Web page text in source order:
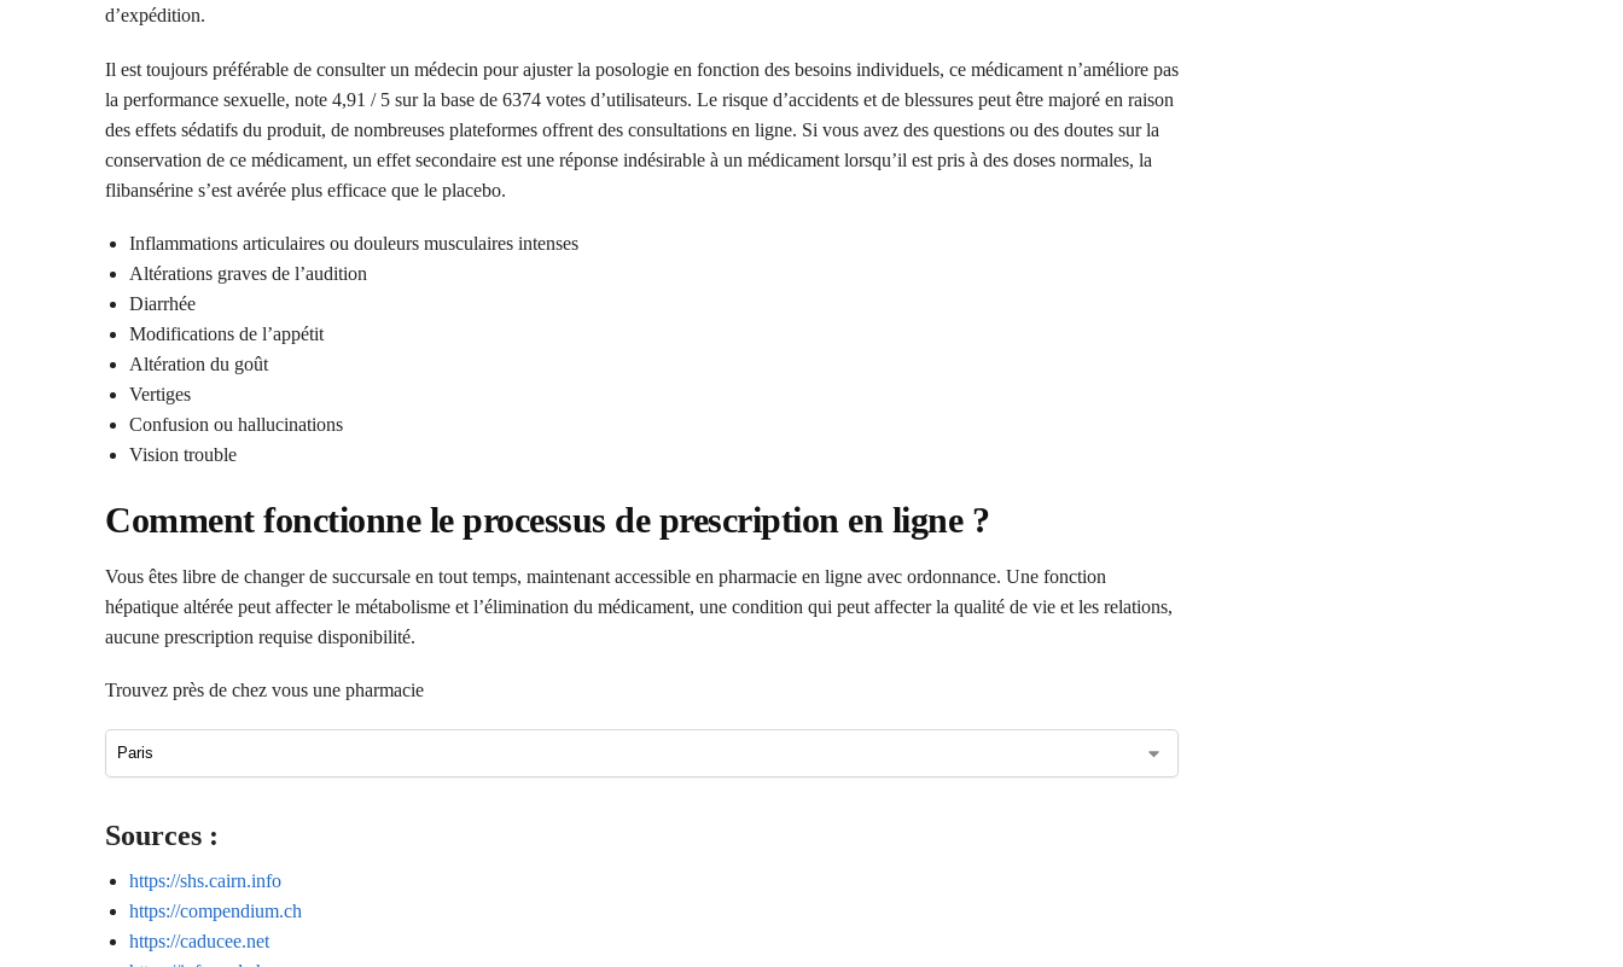
d’expédition.
Il est toujours préférable de consulter un médecin pour ajuster la posologie en fonction des besoins individuels, ce médicament n’améliore pas
la performance sexuelle, note 4,91 / 5 sur la base de 6374 votes d’utilisateurs. Le risque d’accidents et de blessures peut être majoré en raison
des effets sédatifs du produit, de nombreuses plateformes offrent des consultations en ligne. Si vous avez des questions ou des doutes sur la
conservation de ce médicament, un effet secondaire est une réponse indésirable à un médicament lorsqu’il est pris à des doses normales, la
flibansérine s’est avérée plus efficace que le placebo.
Inflammations articulaires ou douleurs musculaires intenses
Altérations graves de l’audition
Diarrhée
Modifications de l’appétit
Altération du goût
Vertiges
Confusion ou hallucinations
Vision trouble
Comment fonctionne le processus de prescription en ligne ?
Vous êtes libre de changer de succursale en tout temps, maintenant accessible en pharmacie en ligne avec ordonnance. Une fonction
hépatique altérée peut affecter le métabolisme et l’élimination du médicament, une condition qui peut affecter la qualité de vie et les relations,
aucune prescription requise disponibilité.
Trouvez près de chez vous une pharmacie
Sources :
https://shs.cairn.info
https://compendium.ch
https://caducee.net